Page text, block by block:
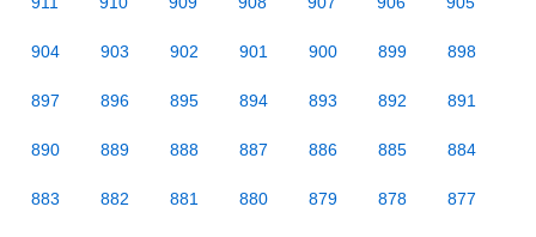
904 903 902 901 900 899 898
897 896 895 894 893 892 891
890 889 888 887 886 885 884
883 882 881 880 879 878 877